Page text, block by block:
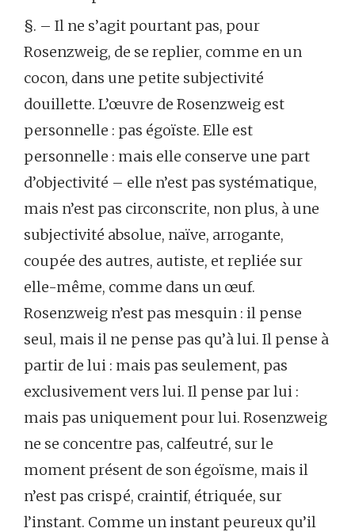
§. – Il ne s’agit pourtant pas, pour
Rosenzweig, de se replier, comme en un
cocon, dans une petite subjectivité
douillette. L’œuvre de Rosenzweig est
personnelle : pas égoïste. Elle est
personnelle : mais elle conserve une part
d’objectivité – elle n’est pas systématique,
mais n’est pas circonscrite, non plus, à une
subjectivité absolue, naïve, arrogante,
coupée des autres, autiste, et repliée sur
elle-même, comme dans un œuf.
Rosenzweig n’est pas mesquin : il pense
seul, mais il ne pense pas qu’à lui. Il pense à
partir de lui : mais pas seulement, pas
exclusivement vers lui. Il pense par lui :
mais pas uniquement pour lui. Rosenzweig
ne se concentre pas, calfeutré, sur le
moment présent de son égoïsme, mais il
n’est pas crispé, craintif, étriquée, sur
l’instant. Comme un instant peureux qu’il